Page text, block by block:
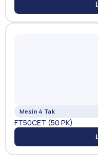
Mesin 4 Tak
FT50CET (50 PK)